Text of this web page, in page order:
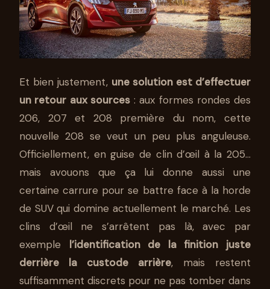
Et bien justement, une solution est d’effectuer
un retour aux sources: aux formes rondes des
206, 207 et 208 première du nom, cette
nouvelle 208 se veut un peu plus anguleuse.
Officiellement, en guise de clin d’œil à la 205…
mais avouons que ça lui donne aussi une
certaine carrure pour se battre face à la horde
de SUV qui domine actuellement le marché. Les
clins d’œil ne s’arrêtent pas là, avec par
exemple l’identification de la finition juste
derrière la custode arrière, mais restent
suffisamment discrets pour ne pas tomber dans